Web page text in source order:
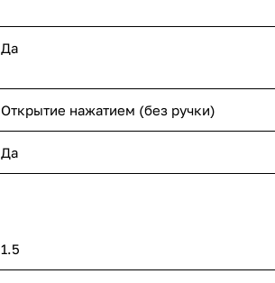
Да
Открытие нажатием (без ручки)
Да
1.5